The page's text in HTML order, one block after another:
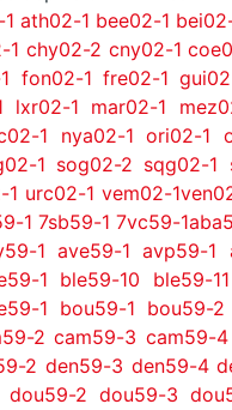
ath02-1 bee02-1
1 chy02-2 cny02-1
fon02-1 fre02-1
lxr02-1 mar02-1
1 nya02-1 ori02-1
1 sog02-2 sqg02-1
1 urc02-1 vem02-1
1 7sb59-1 7vc59-1
1 ave59-1 avp59-1
1 ble59-10
ble59-11
1 bou59-1 bou59-2
2 cam59-3 cam59-4
2 den59-3 den59-4
dou59-2 dou59-3